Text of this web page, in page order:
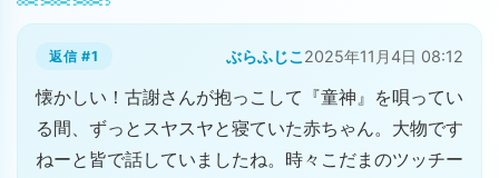
返信 #1 ぶらふじこ 2025年11月4日 08:12
懐かしい！古謝さんが抱っこして『童神』を唄ってい
る間、ずっとスヤスヤと寝ていた赤ちゃん。大物です
ねーと皆で話していましたね。時々こだまのツッチー